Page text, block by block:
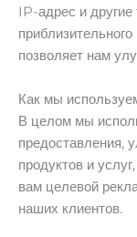
IP-адрес и
позволяет нам
Как мы
В целом мы
предоставления,
продуктов и
вам целевой
наших клиентов.